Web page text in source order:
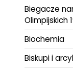
Biegacze
Olimpijskich
Biochemia
Biskupi i